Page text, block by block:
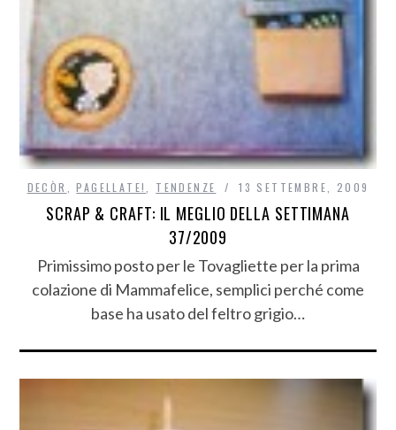
DECÒR ,PAGELLATE!, TENDENZE 13 SETTEMBRE, 2009
SCRAP & CRAFT: IL MEGLIO DELLA SETTIMANA
37/2009
Primissimo posto per le Tovagliette per la prima
colazione di Mammafelice, semplici perché come
base ha usato del feltro grigio…